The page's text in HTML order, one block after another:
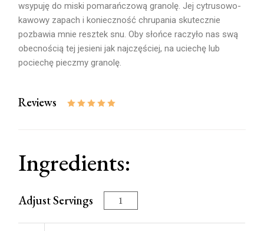
wsypuję do miski pomarańczową granolę. Jej cytrusowo-
kawowy zapach i konieczność chrupania skutecznie
pozbawia mnie resztek snu. Oby słońce raczyło nas swą
obecnością tej jesieni jak najczęściej, na uciechę lub
pociechę pieczmy granolę.
Reviews
Ingredients:
Adjust Servings